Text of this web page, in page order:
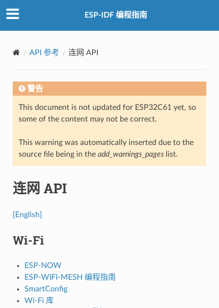
ESP-IDF 编程指南
API 参考 连网 API
警告
This document is not updated for ESP32C61 yet, so
some of the content may not be correct.
This warning was automatically inserted due to the
source file being in the add_warnings_pageslist.
连网 API
[English]
Wi-Fi
ESP-NOW
ESP-WIFI-MESH 编程指南
SmartConfig
Wi-Fi 库